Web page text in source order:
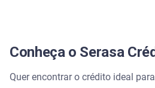
Conheça o Serasa
Quer encontrar o crédito ideal